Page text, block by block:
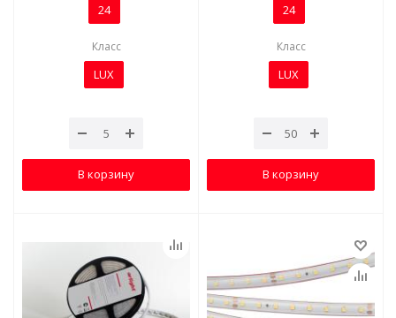
24
Класс
LUX
В корзину
24
Класс
LUX
В корзину